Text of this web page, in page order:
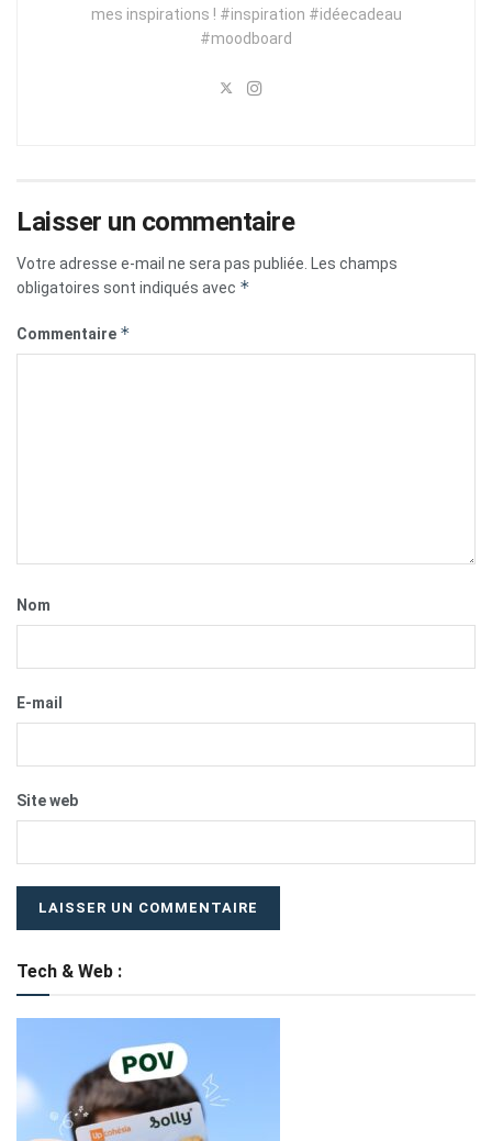
mes inspirations ! #inspiration #idéecadeau
#moodboard
Laisser un commentaire
Votre adresse e-mail ne sera pas publiée. Les champs
obligatoires sont indiqués avec *
Commentaire *
Nom
E-mail
Site web
Tech & Web :